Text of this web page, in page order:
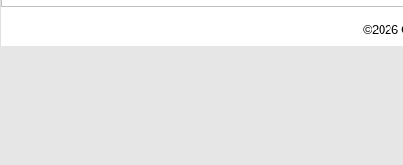
©2026